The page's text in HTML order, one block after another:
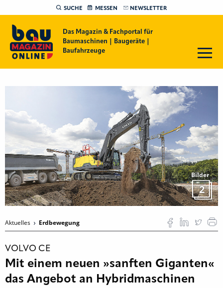
SUCHE MESSEN NEWSLETTER
Das Magazin & Fachportal für
Baumaschinen | Baugeräte |
Baufahrzeuge
Bilder
2
Aktuelles Erdbewegung
VOLVO CE
Mit einem neuen »sanften Giganten«
das Angebot an Hybridmaschinen